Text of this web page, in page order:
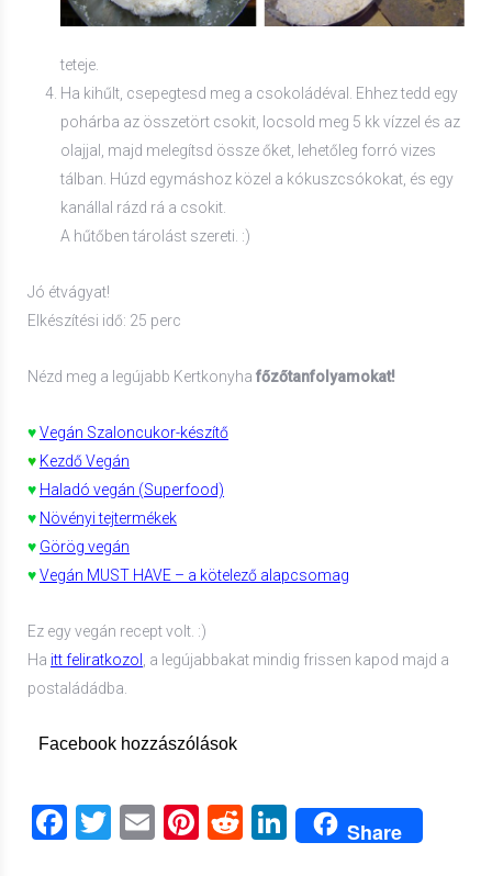
teteje.
Ha kihűlt, csepegtesd meg a csokoládéval. Ehhez tedd egy
pohárba az összetört csokit, locsold meg 5 kk vízzel és az
olajjal, majd melegítsd össze őket, lehetőleg forró vizes
tálban. Húzd egymáshoz közel a kókuszcsókokat, és egy
kanállal rázd rá a csokit.
A hűtőben tárolást szereti. :)
Jó étvágyat!
Elkészítési idő: 25 perc
Nézd meg a legújabb Kertkonyha főzőtanfolyamokat!
♥Vegán Szaloncukor-készítő
♥ Kezdő Vegán
♥ Haladó vegán (Superfood)
♥ Növényi tejtermékek
♥ Görög vegán
♥Vegán MUST HAVE – a kötelező alapcsomag
Ez egy vegán recept volt. :)
Ha itt feliratkozol
, a legújabbakat mindig frissen kapod majd a
postaládádba.
Facebook hozzászólások
Facebook
Twitter
EmailPinterest
RedditLinkedIn
Share